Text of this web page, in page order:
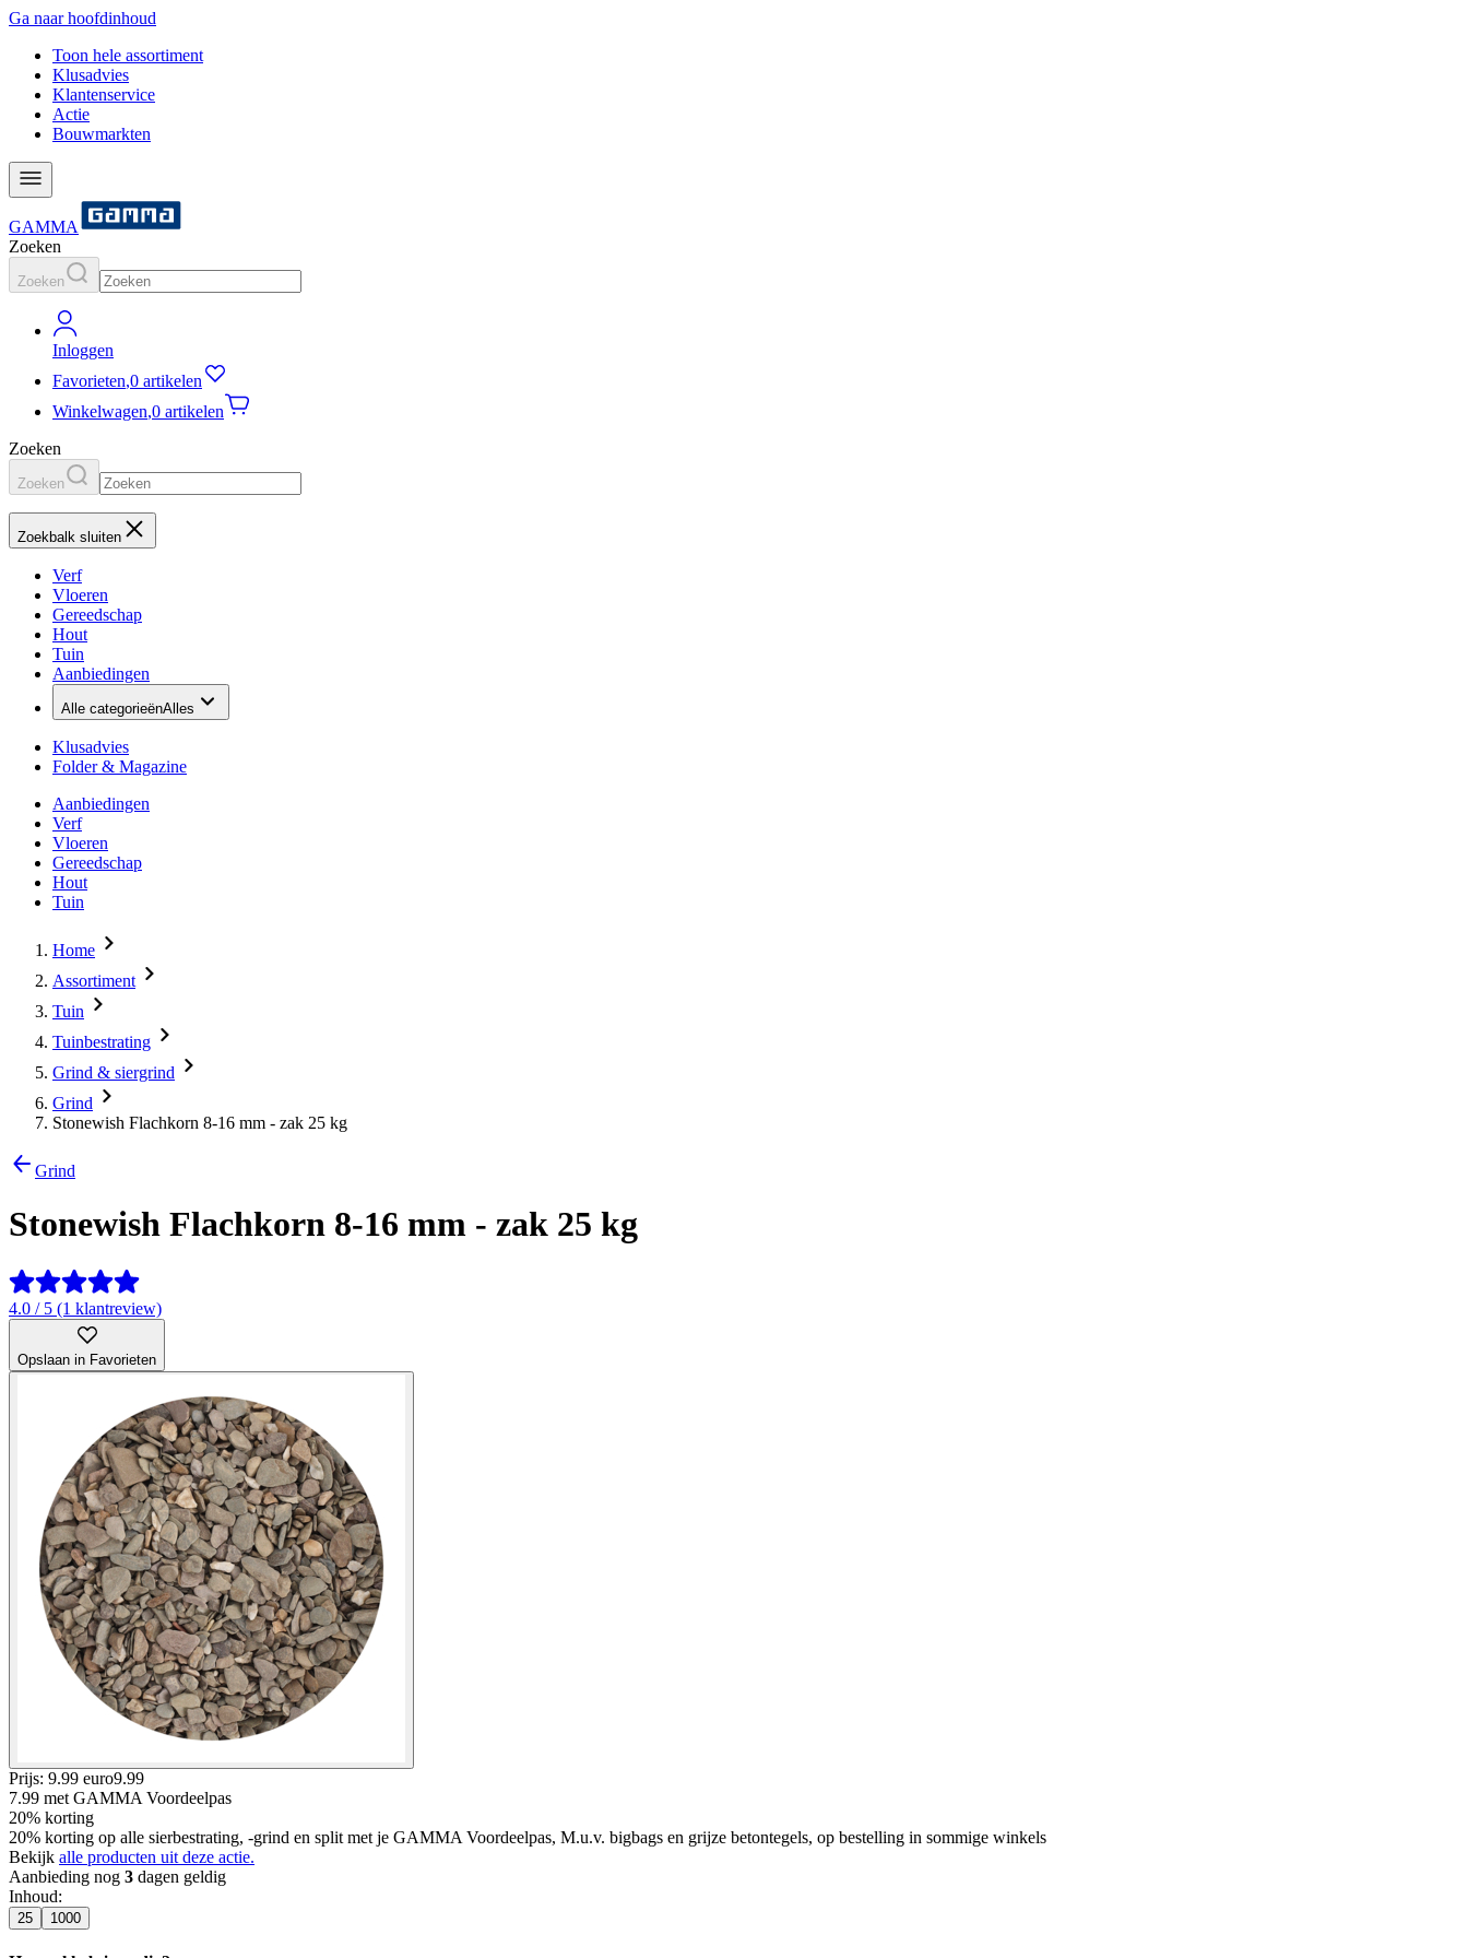
Ga naar hoofdinhoud
Toon hele assortiment
Klusadvies
Klantenservice
Actie
Bouwmarkten
GAMMA
Zoeken
Zoeken
Inloggen
Favorieten,0 artikelen
Winkelwagen,0 artikelen
Zoeken
Zoeken
Zoekbalk sluiten
Verf
Vloeren
Gereedschap
Hout
Tuin
Aanbiedingen
Alle categorieënAlles
Klusadvies
Folder & Magazine
Aanbiedingen
Verf
Vloeren
Gereedschap
Hout
Tuin
Home
Assortiment
Tuin
Tuinbestrating
Grind & siergrind
Grind
Stonewish Flachkorn 8-16 mm - zak 25 kg
Grind
Stonewish Flachkorn 8-16 mm - zak 25 kg
4.0 / 5 (1 klantreview)
Opslaan in Favorieten
Prijs: 9.99 euro9.99
7.99 met GAMMA Voordeelpas
20% korting
20% korting op alle sierbestrating, -grind en split met je GAMMA Voordeelpas, M.u.v. bigbags en grijze betontegels, op bestelling in sommige winkels
Bekijk alle producten uit deze actie.
Aanbieding nog 3 dagen geldig
Inhoud:
25 1000